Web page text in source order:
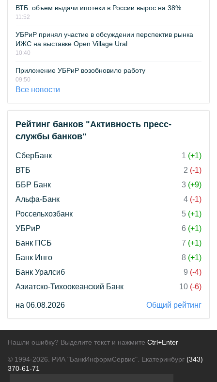
ВТБ: объем выдачи ипотеки в России вырос на 38%
11:52
УБРиР принял участие в обсуждении перспектив рынка
ИЖС на выставке Open Village Ural
10:40
Приложение УБРиР возобновило работу
09:50
Все новости
Рейтинг банков "Активность пресс-
службы банков"
СберБанк 1 (+1)
ВТБ
2 (-1)
ББР Банк
3 (+9)
Альфа-Банк
4 (-1)
Россельхозбанк
5 (+1)
УБРиР
6 (+1)
Банк ПСБ
7 (+1)
Банк Инго
8 (+1)
Банк Уралсиб
9 (-4)
Азиатско-Тихоокеанский Банк
10 (-6)
на 06.08.2026 Общий рейтинг
Нашли ошибку? Выделите текст и нажмите Ctrl+Enter
© 1994-2026. РИА "БанкИнформСервис". Екатеринбург (343)
370-61-71